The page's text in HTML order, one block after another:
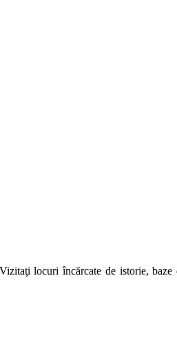
locuri încărcate de istorie,